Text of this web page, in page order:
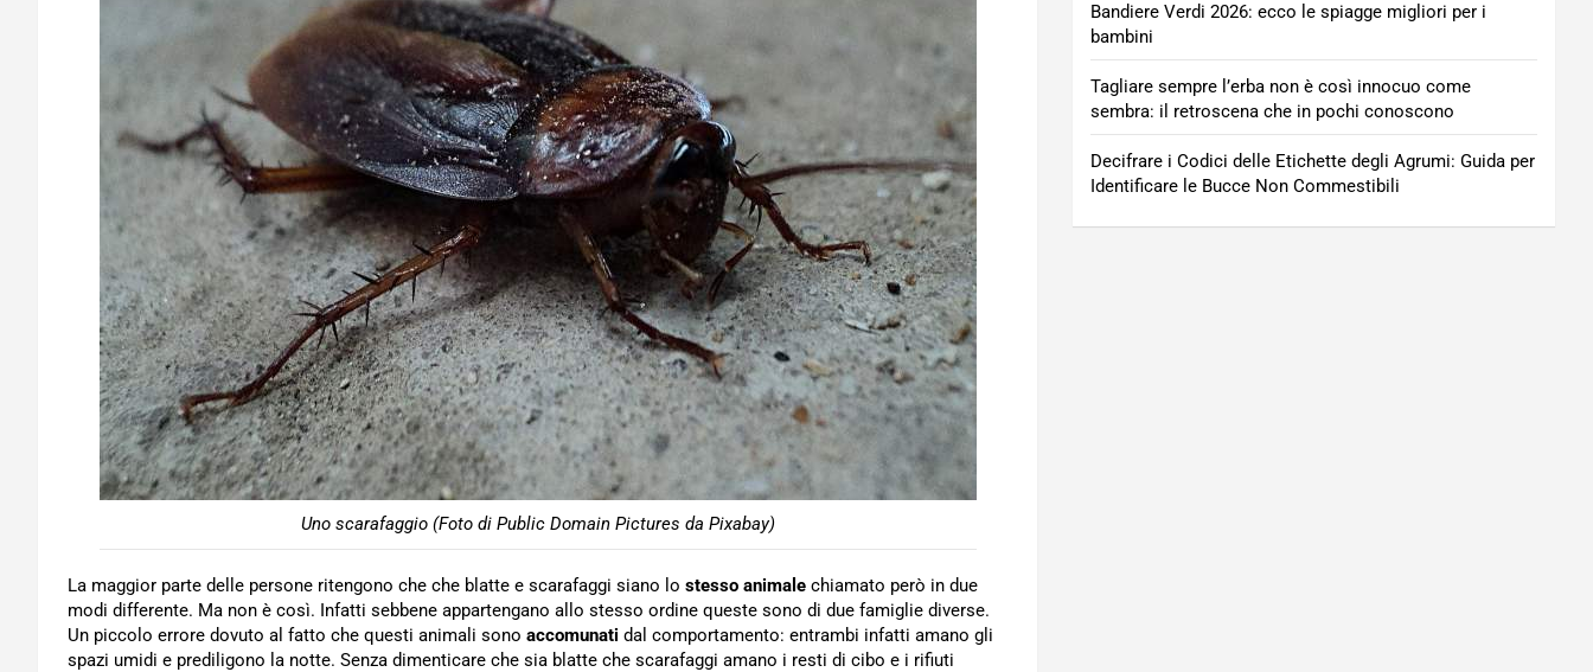
Uno scarafaggio (Foto di Public Domain Pictures da Pixabay)
La maggior parte delle persone ritengono che che blatte e scarafaggi siano lo stesso animale chiamato però in due
modi differente. Ma non è così. Infatti sebbene appartengano allo stesso ordine queste sono di due famiglie diverse.
Un piccolo errore dovuto al fatto che questi animali sono accomunati dal comportamento: entrambi infatti amano gli
spazi umidi e prediligono la notte. Senza dimenticare che sia blatte che scarafaggi amano i resti di cibo e i rifiuti
Bandiere Verdi 2026: ecco le spiagge migliori per i
bambini
Tagliare sempre l’erba non è così innocuo come
sembra: il retroscena che in pochi conoscono
Decifrare i Codici delle Etichette degli Agrumi: Guida per
Identificare le Bucce Non Commestibili